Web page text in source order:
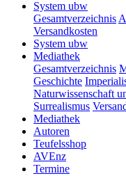
System ubw
Gesamtverzeichnis
Versandkosten
System ubw
Mediathek
Gesamtverzeichnis
Geschichte
Naturwissenschaft
Surrealismus
Mediathek
Autoren
Teufelsshop
AVEnz
Termine